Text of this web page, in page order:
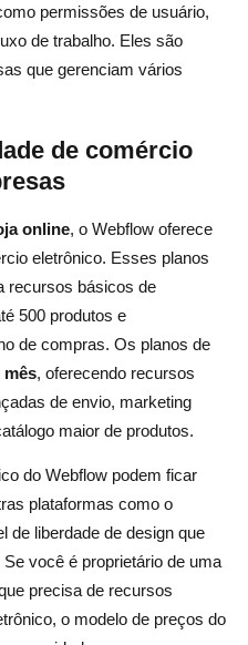
permissões de usuário,
de trabalho. Eles são
que gerenciam vários
de comércio
online, o Webflow oferece
eletrônico. Esses planos
recursos básicos de
500 produtos e
de compras. Os planos de
mês, oferecendo recursos
de envio, marketing
maior de produtos.
do Webflow podem ficar
plataformas como o
de liberdade de design que
você é proprietário de uma
precisa de recursos
o modelo de preços do